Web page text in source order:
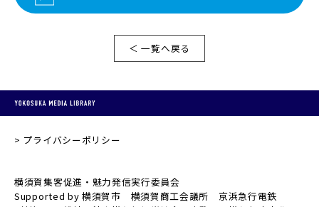
＜ 一覧へ戻る
プライバシーポリシー
横須賀集客促進・魅力発信実行委員会
Supported by 横須賀市 横須賀商工会議所 京浜急行電鉄